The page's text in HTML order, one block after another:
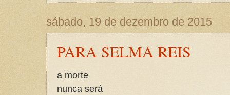
sábado, 19 de dezembro de 2015
PARA SELMA REIS
a morte
nunca será